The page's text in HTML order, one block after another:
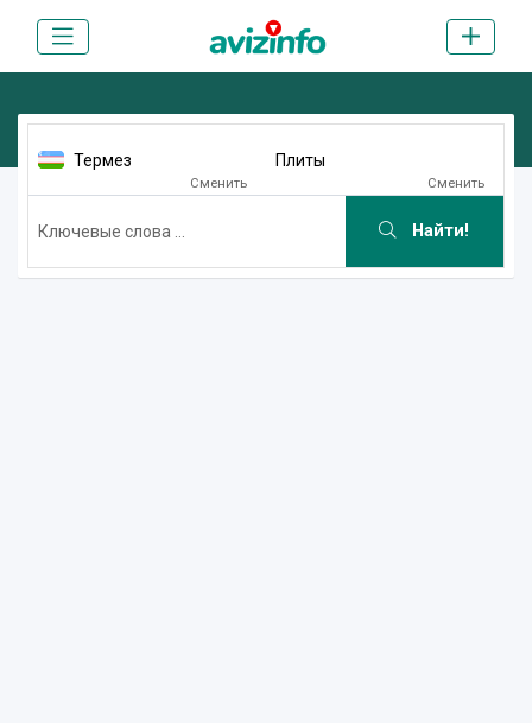
Термез
Сменить
Плиты
Сменить
Найти!